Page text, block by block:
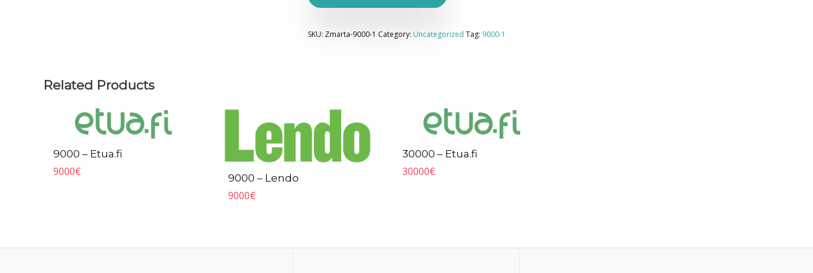
SKU: Zmarta-9000-1 Category: Uncategorized Tag: 9000-1
Related Products
9000 – Etua.fi
9000€ 9000 – Lendo
9000€
30000 – Etua.fi
30000€